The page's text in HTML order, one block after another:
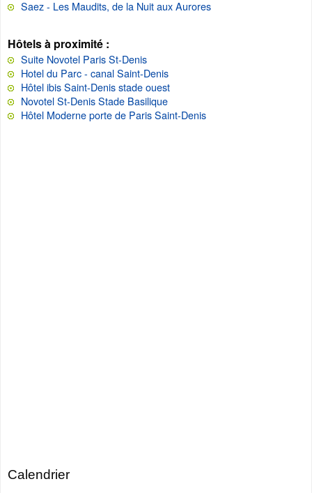
Saez - Les Maudits, de la Nuit aux Aurores
Hôtels à proximité :
Suite Novotel Paris St-Denis
Hotel du Parc - canal Saint-Denis
Hôtel ibis Saint-Denis stade ouest
Novotel St-Denis Stade Basilique
Hôtel Moderne porte de Paris Saint-Denis
Calendrier